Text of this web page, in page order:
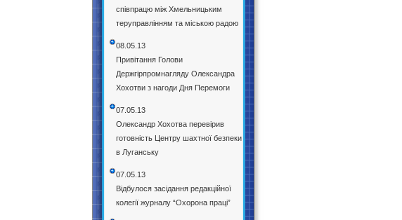
співпрацю між Хмельницьким
теруправлінням та міською радою
08.05.13
Привітання Голови
Держгірпромнагляду Олександра
Хохотви з нагоди Дня Перемоги
07.05.13
Олександр Хохотва перевірив
готовність Центру шахтної безпеки
в Луганську
07.05.13
Відбулося засідання редакційної
колегії журналу “Охорона праці”